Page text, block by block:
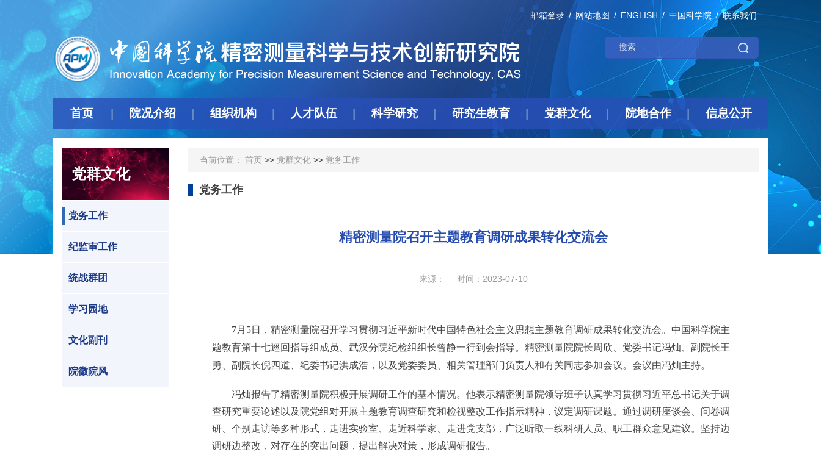
邮箱登录 网站地图 ENGLISH 中国科学院 联系我们
首页 院况介绍 组织机构 人才队伍 科学研究 研究生教育 党群文化 院地合作 信息公开
党群文化
党务工作
纪监审工作
统战群团
学习园地
文化副刊
院徽院风
当前位置： 首页 >> 党群文化 >> 党务工作
党务工作
精密测量院召开主题教育调研成果转化交流会
来源： 时间：2023-07-10
7月5日，精密测量院召开学习贯彻习近平新时代中国特色社会主义思想主题教育调研成果转化交流会。中国科学院主
题教育第十七巡回指导组成员、武汉分院纪检组组长曾静一行到会指导。精密测量院院长周欣、党委书记冯灿、副院长王
勇、副院长倪四道、纪委书记洪成浩，以及党委委员、相关管理部门负责人和有关同志参加会议。会议由冯灿主持。
冯灿报告了精密测量院积极开展调研工作的基本情况。他表示精密测量院领导班子认真学习贯彻习近平总书记关于调
查研究重要论述以及院党组对开展主题教育调查研究和检视整改工作指示精神，议定调研课题。通过调研座谈会、问卷调
研、个别走访等多种形式，走进实验室、走近科学家、走进党支部，广泛听取一线科研人员、职工群众意见建议。坚持边
调研边整改，对存在的突出问题，提出解决对策，形成调研报告。